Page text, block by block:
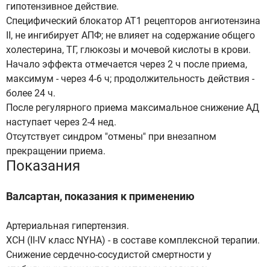
гипотензивное действие.
Специфический блокатор AT1 рецепторов ангиотензина
II, не ингибирует АПФ; не влияет на содержание общего
холестерина, ТГ, глюкозы и мочевой кислоты в крови.
Начало эффекта отмечается через 2 ч после приема,
максимум - через 4-6 ч; продолжительность действия -
более 24 ч.
После регулярного приема максимальное снижение АД
наступает через 2-4 нед.
Отсутствует синдром "отмены" при внезапном
прекращении приема.
Показания
Валсартан, показания к применению
Артериальная гипертензия.
ХСН (II-IV класс NYHA) - в составе комплексной терапии.
Снижение сердечно-сосудистой смертности у